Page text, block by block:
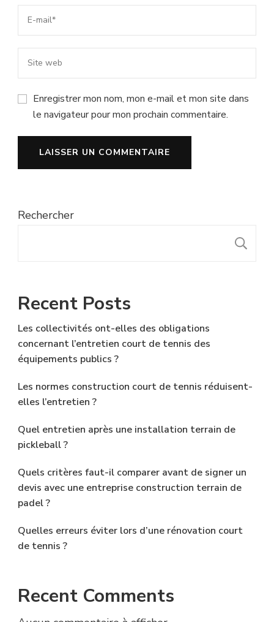
Enregistrer mon nom, mon e-mail et mon site dans
le navigateur pour mon prochain commentaire.
Rechercher
Recent Posts
Les collectivités ont-elles des obligations
concernant l’entretien court de tennis des
équipements publics ?
Les normes construction court de tennis réduisent-
elles l’entretien ?
Quel entretien après une installation terrain de
pickleball ?
Quels critères faut-il comparer avant de signer un
devis avec une entreprise construction terrain de
padel ?
Quelles erreurs éviter lors d’une rénovation court
de tennis ?
Recent Comments